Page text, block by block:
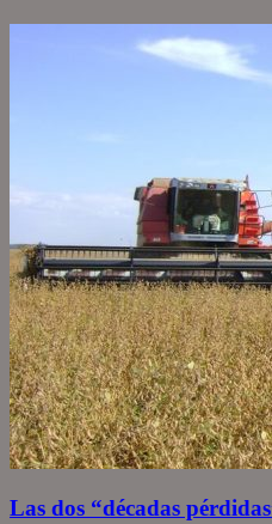
Las dos “décadas